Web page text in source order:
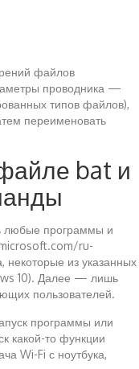
файлов
проводника —
типов файлов),
переименовать
bat и
любые программы и
ru-
из указанных
10). Далее — лишь
пользователей.
программы или
какой-то функции
Wi-Fi с ноутбука,